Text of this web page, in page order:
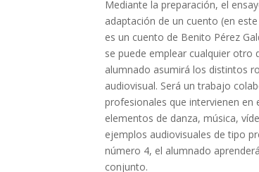
Mediante la preparación, el
adaptación de un cuento (en
es un cuento de Benito Pérez
se puede emplear cualquier otro
alumnado asumirá los distintos
audiovisual. Será un trabajo
profesionales que intervienen en
elementos de danza, música,
ejemplos audiovisuales de tipo
número 4, el alumnado
conjunto.